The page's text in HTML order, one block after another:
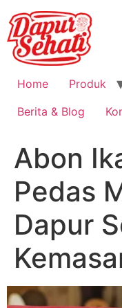
Home Produk
Berita & Blog
Abon
Pedas
Dapur